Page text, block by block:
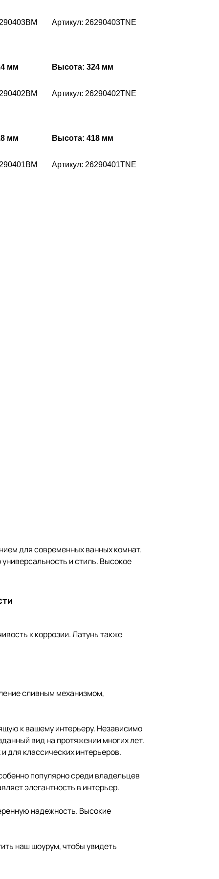
мм
мм
Артикул: 26290403TNE
Высота: 324 мм
Артикул: 26290402TNE
Высота: 418 мм
Артикул: 26290401TNE
для современных ванных комнат.
и стиль. Высокое
к коррозии. Латунь также
сливным механизмом,
к вашему интерьеру. Независимо
вид на протяжении многих лет.
для классических интерьеров.
популярно среди владельцев
элегантность в интерьер.
надежность. Высокие
наш шоурум, чтобы увидеть